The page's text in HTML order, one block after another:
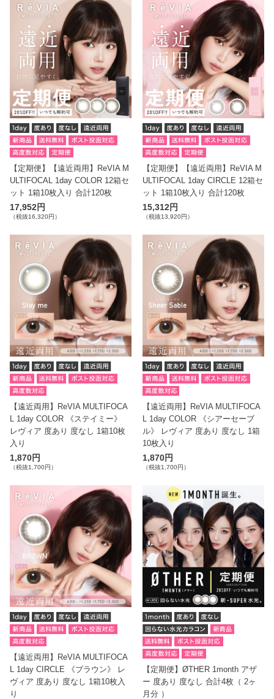
【定期便】【遠近両用】ReVIA M
ULTIFOCAL 1day COLOR 12箱セ
ット 1箱10枚入り 合計120枚
17,952円
（税抜16,320円）
【定期便】【遠近両用】ReVIA M
ULTIFOCAL 1day CIRCLE 12箱セ
ット 1箱10枚入り 合計120枚
15,312円
（税抜13,920円）
【遠近両用】ReVIA MULTIFOCA
L 1day COLOR 《ステイミー》
レヴィア 度あり 度なし 1箱10枚
入り
1,870円
（税抜1,700円）
【遠近両用】ReVIA MULTIFOCA
L 1day COLOR 《シアーセーブ
ル》 レヴィア 度あり 度なし 1箱
10枚入り
1,870円
（税抜1,700円）
【遠近両用】ReVIA MULTIFOCA
L 1day CIRCLE 《ブラウン》 レ
ヴィア 度あり 度なし 1箱10枚入
り
【定期便】ØTHER 1month アザ
ー 度あり 度なし 合計4枚（ 2ヶ
月分 ）